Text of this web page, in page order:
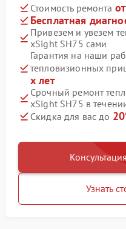
Стоимость ремонта
Бесплатная
Привезем и увезем
xSight SH75 сами
Гарантия на наши
тепловизионных
х лет
Срочный ремонт
xSight SH75 в
Скидка для вас до
Узнать